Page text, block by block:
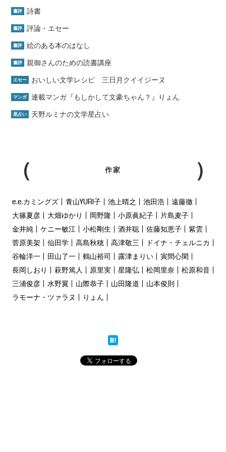
書評 詩書
書評 評論・エセー
書評 絵のある本のはなし
書評 親御さんのための読書講座
エセー おいしい文学レシピ 三日月クイイジーヌ
マンガ 連載マンガ『もしかして文豪ちゃん？』りょん
星占い 天野ルミナの文学星占い
作家
e.e.カミングズ 青山YURI子 池上晴之 池田浩
遠藤徹
大篠夏彦
大畑ゆかり 岡野隆 小原眞紀子
片島麦子
金井純
ケニー敏江 小松剛生 酒井聡 佐藤知恵子
紫雲
菅原美架
仙田学 高島秋穂 高津敬三
ドイナ・チェルニカ
谷輪洋一
田山了一 鶴山裕司 露津まりい
寅間心閑
長岡しおり
萩野篤人 原里実 星隆弘 松岡里奈
松原和音
三浦俊彦
水野翼 山際恭子 山田隆道
山本俊則
ラモーナ・ツァラヌ
りょん